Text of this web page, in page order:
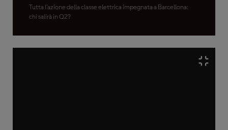
Tutta l'azione della classe elettrica impegnata a Barcellona:
chi salirà in Q2?